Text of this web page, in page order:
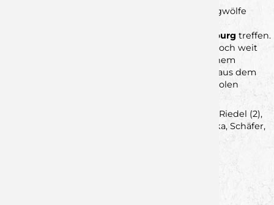
Spannender dürfte der nächste Auftritt der Jungwölfe
Coburg treffen.
Auch wenn dieser mit bisher drei Niederlagen noch weit
hinter den Erwartungen zurückbleibt, ist mit einem
spielstarken Gegner zu rechnen, der den Erfolg aus dem
Qualifikationsspiel wohl nur allzu gerne wiederholen
Es spielten: Römer, Schubert; Witt (2), Bauer (4), Riedel (2),
Schmidt, Oppel (12), Schweitzer (6), Groß, Akushka, Schäfer,